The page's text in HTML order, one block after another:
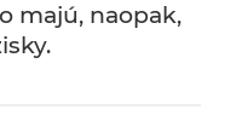
majú, naopak,